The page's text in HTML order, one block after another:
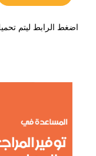
اضغط الرابط ليتم